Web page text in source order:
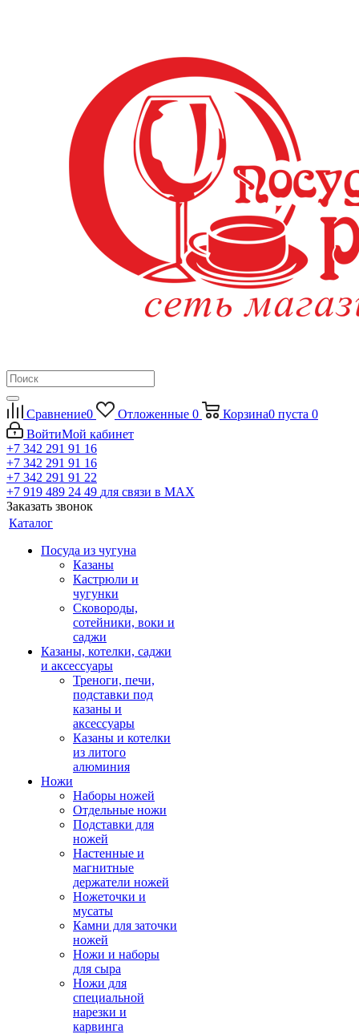
Сравнение0 Отложенные 0 Корзина0 пуста 0
ВойтиМой кабинет
+7 342 291 91 16
+7 342 291 91 16
+7 342 291 91 22
+7 919 489 24 49 для связи в МАХ
Заказать звонок
Каталог
Посуда из чугуна
Казаны
Кастрюли и
чугунки
Сковороды,
сотейники, воки и
саджи
Казаны, котелки, саджи
и аксессуары
Треноги, печи,
подставки под
казаны и
аксессуары
Казаны и котелки
из литого
алюминия
Ножи
Наборы ножей
Отдельные ножи
Подставки для
ножей
Настенные и
магнитные
держатели ножей
Ножеточки и
мусаты
Камни для заточки
ножей
Ножи и наборы
для сыра
Ножи для
специальной
нарезки и
карвинга